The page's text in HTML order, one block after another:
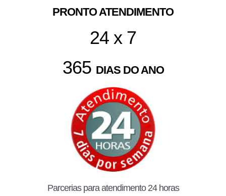
PRONTO ATENDIMENTO
24 x 7
365 DIAS DO ANO
Parcerias para atendimento 24 horas